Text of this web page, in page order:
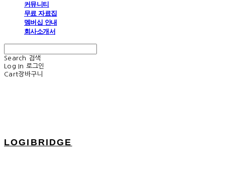
커뮤니티
무료 자료집
멤버십 안내
회사소개서
Search
검색
Log In 로그인
Cart장바구니
LOGIBRIDGE